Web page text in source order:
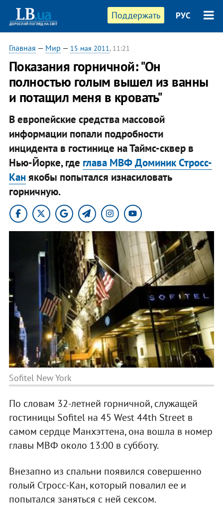
Поддержать РУС
Главная — Мир — 15 мая 2011, 11:21
​Показания горничной: "Он
полностью голым вышел из ванны
и потащил меня в кровать"
В европейские средства массовой
информации попали подробности
инцидента в гостинице на Таймс-сквер в
Нью-Йорке, где глава МВФ Доминик Стросс-
Кан якобы попытался изнасиловать
горничную.
Sofitel New York
По словам 32-летней горничной, служащей
гостиницы Sofitel на 45 West 44th Street в
самом сердце Манхэттена, она вошла в номер
главы МВФ около 13:00 в субботу.
Внезапно из спальни появился совершенно
голый Стросс-Кан, который повалил ее и
попытался заняться с ней сексом.